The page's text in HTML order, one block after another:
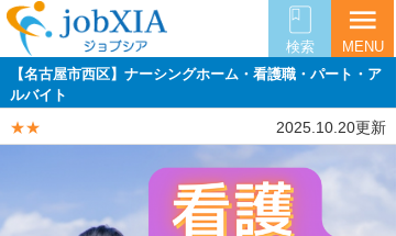
検索
menu
MENU
【名古屋市西区】ナーシングホーム・看護職・パート・ア
ルバイト
★★ 2025.10.20更新